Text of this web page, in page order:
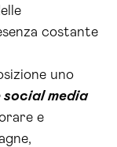
costante
uno
social media
e